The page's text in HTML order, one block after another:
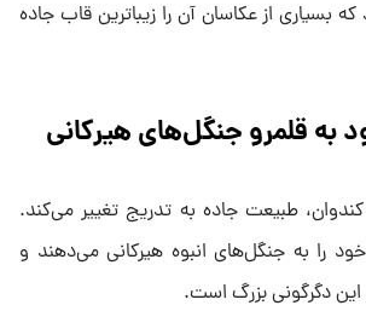
بسیاری از عکاسان آن را زیباترین قاب جاده
به قلمرو جنگل‌های هیرکانی
طبیعت جاده به تدریج تغییر می‌کند.
را به جنگل‌های انبوه هیرکانی می‌دهند و
این دگرگونی بزرگ است.